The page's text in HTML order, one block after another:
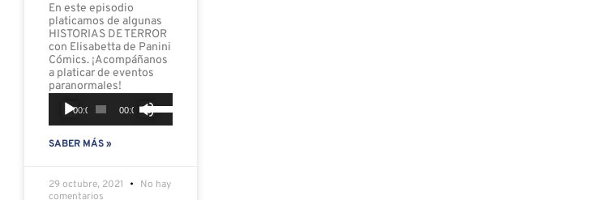
En este episodio
platicamos de algunas
HISTORIAS DE TERROR
con Elisabetta de Panini
Cómics. ¡Acompáñanos
a platicar de eventos
paranormales!
Reproductor
de
audio
00:00 00:00 Utiliza
las
flecha
SABER MÁS »
29 octubre, 2021
No hay
comentarios